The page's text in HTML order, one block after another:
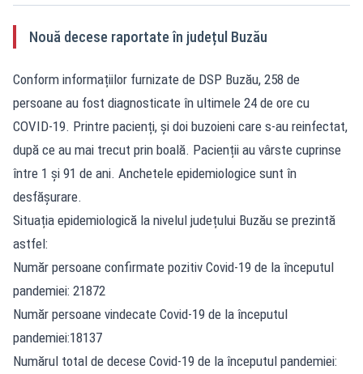
Nouă decese raportate în județul Buzău
Conform informațiilor furnizate de DSP Buzău, 258 de
persoane au fost diagnosticate în ultimele 24 de ore cu
COVID-19. Printre pacienți, și doi buzoieni care s-au reinfectat,
după ce au mai trecut prin boală. Pacienții au vârste cuprinse
între 1 și 91 de ani. Anchetele epidemiologice sunt în
desfășurare.
Situația epidemiologică la nivelul județului Buzău se prezintă
astfel:
Număr persoane confirmate pozitiv Covid-19 de la începutul
pandemiei: 21872
Număr persoane vindecate Covid-19 de la începutul
pandemiei:18137
Numărul total de decese Covid-19 de la începutul pandemiei: